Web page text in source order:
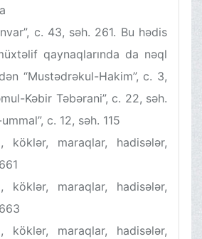
c. 43, səh. 261. Bu hədis
qaynaqlarında da nəql
“Mustədrəkul-Hakim”, c. 3,
Kəbir Təbərani”, c. 22, səh.
c. 12, səh. 115
maraqlar, hadisələr,
maraqlar, hadisələr,
maraqlar, hadisələr,